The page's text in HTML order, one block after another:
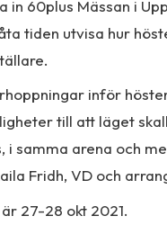
in 60plus Mässan i
tiden utvisa hur
inför
till att läget
i samma arena och
Fridh, VD och
27-28 okt 2021.